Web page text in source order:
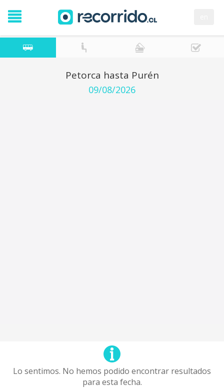
Petorca hasta Purén
09/08/2026
Lo sentimos. No hemos podido encontrar resultados
para esta fecha.